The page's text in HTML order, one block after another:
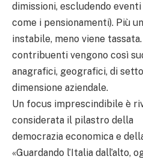
dimissioni, escludendo
come i pensionamenti). Più
instabile, meno viene tassata. I
contribuenti vengono così
anagrafici, geografici, di
dimensione aziendale.
Un focus imprescindibile è
considerata il pilastro della
democrazia economica e
«Guardando l’Italia dall’alto,